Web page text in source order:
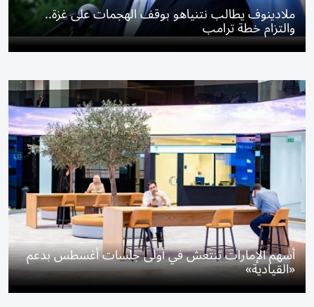
ملادينوف يطالب نتنياهو بوقف الهجمات على غزة..
والتزام خطة ترامب
أسهم الإمارات تنتعش في أولى جلسات أغسطس بدعم
«القيادية»